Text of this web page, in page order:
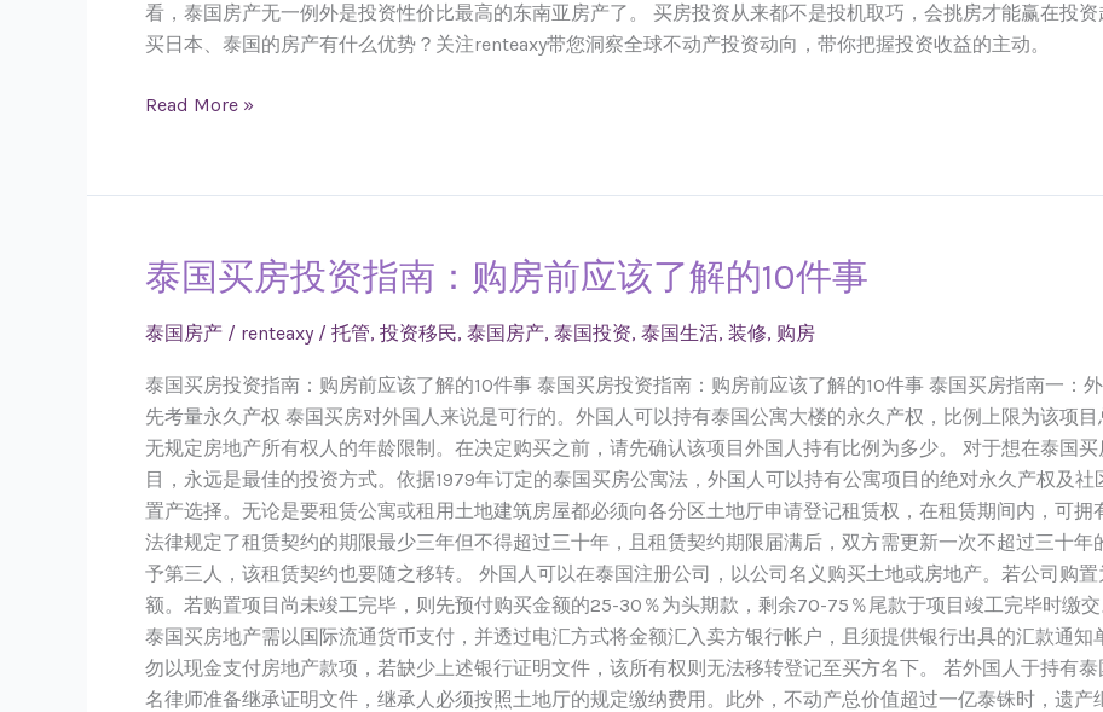
看，泰国房产无一例外是投资性价比最高的东南亚房产了。 买房投资从来都不是投机取巧，会挑房才能赢在投
买日本、泰国的房产有什么优势？关注renteaxy带您洞察全球不动产投资动向，带你把握投资收益的主动。
Read More »
泰国买房投资指南：购房前应该了解的10件事
泰国房产 / renteaxy / 托管, 投资移民, 泰国房产, 泰国投资, 泰国生活, 装修, 购房
泰国买房投资指南：购房前应该了解的10件事 泰国买房投资指南：购房前应该了解的10件事 泰国买房指南一：
先考量永久产权 泰国买房对外国人来说是可行的。外国人可以持有泰国公寓大楼的永久产权，比例上限为该项
无规定房地产所有权人的年龄限制。在决定购买之前，请先确认该项目外国人持有比例为多少。 对于想在泰国
目，永远是最佳的投资方式。依据1979年订定的泰国买房公寓法，外国人可以持有公寓项目的绝对永久产权及
置产选择。无论是要租赁公寓或租用土地建筑房屋都必须向各分区土地厅申请登记租赁权，在租赁期间内，可
法律规定了租赁契约的期限最少三年但不得超过三十年，且租赁契约期限届满后，双方需更新一次不超过三十
予第三人，该租赁契约也要随之移转。 外国人可以在泰国注册公司，以公司名义购买土地或房地产。若公司购
额。若购置项目尚未竣工完毕，则先预付购买金额的25-30％为头期款，剩余70-75％尾款于项目竣工完毕时缴
泰国买房地产需以国际流通货币支付，并透过电汇方式将金额汇入卖方银行帐户，且须提供银行出具的汇款通
勿以现金支付房地产款项，若缺少上述银行证明文件，该所有权则无法移转登记至买方名下。 若外国人于持有
名律师准备继承证明文件，继承人必须按照土地厅的规定缴纳费用。此外，不动产总价值超过一亿泰铢时，遗
泰
国
买
投
资
指
南：
购
房
前
应
该
了